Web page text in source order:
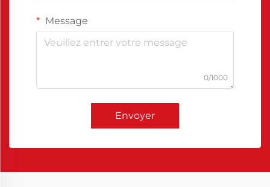
Message
0/1000
Envoyer